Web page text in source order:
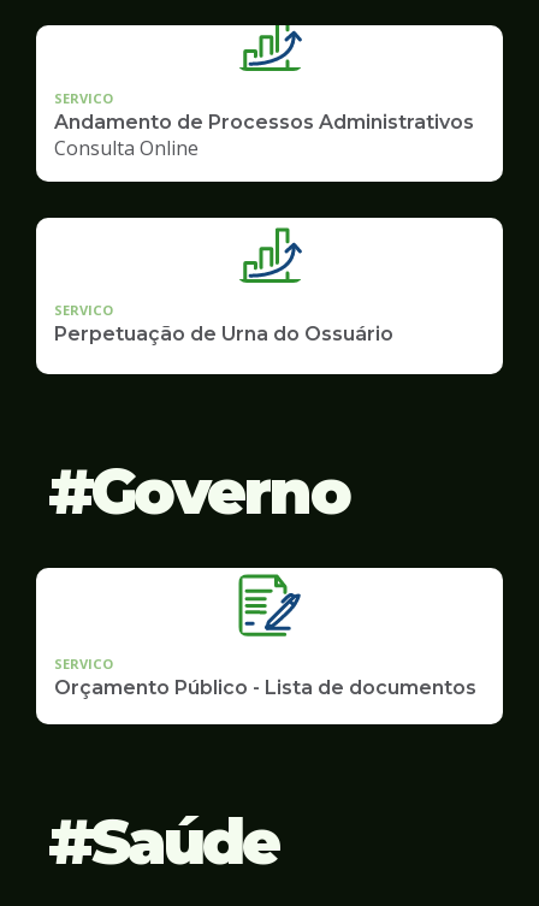
SERVICO
Andamento de Processos Administrativos
Consulta Online
SERVICO
Perpetuação de Urna do Ossuário
Governo
SERVICO
Orçamento Público - Lista de documentos
Saúde